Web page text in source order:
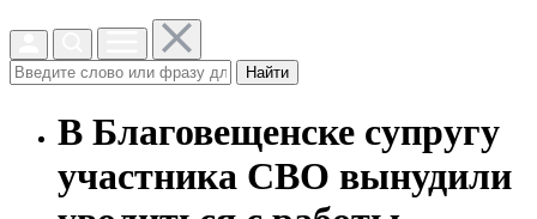
Найти
В Благовещенске супругу
участника СВО вынудили